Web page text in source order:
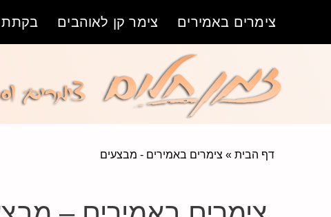
צימרים באמירים צימר קן לאוהבים בקתת
דף הבית » צימרים באמירים - מבצעים